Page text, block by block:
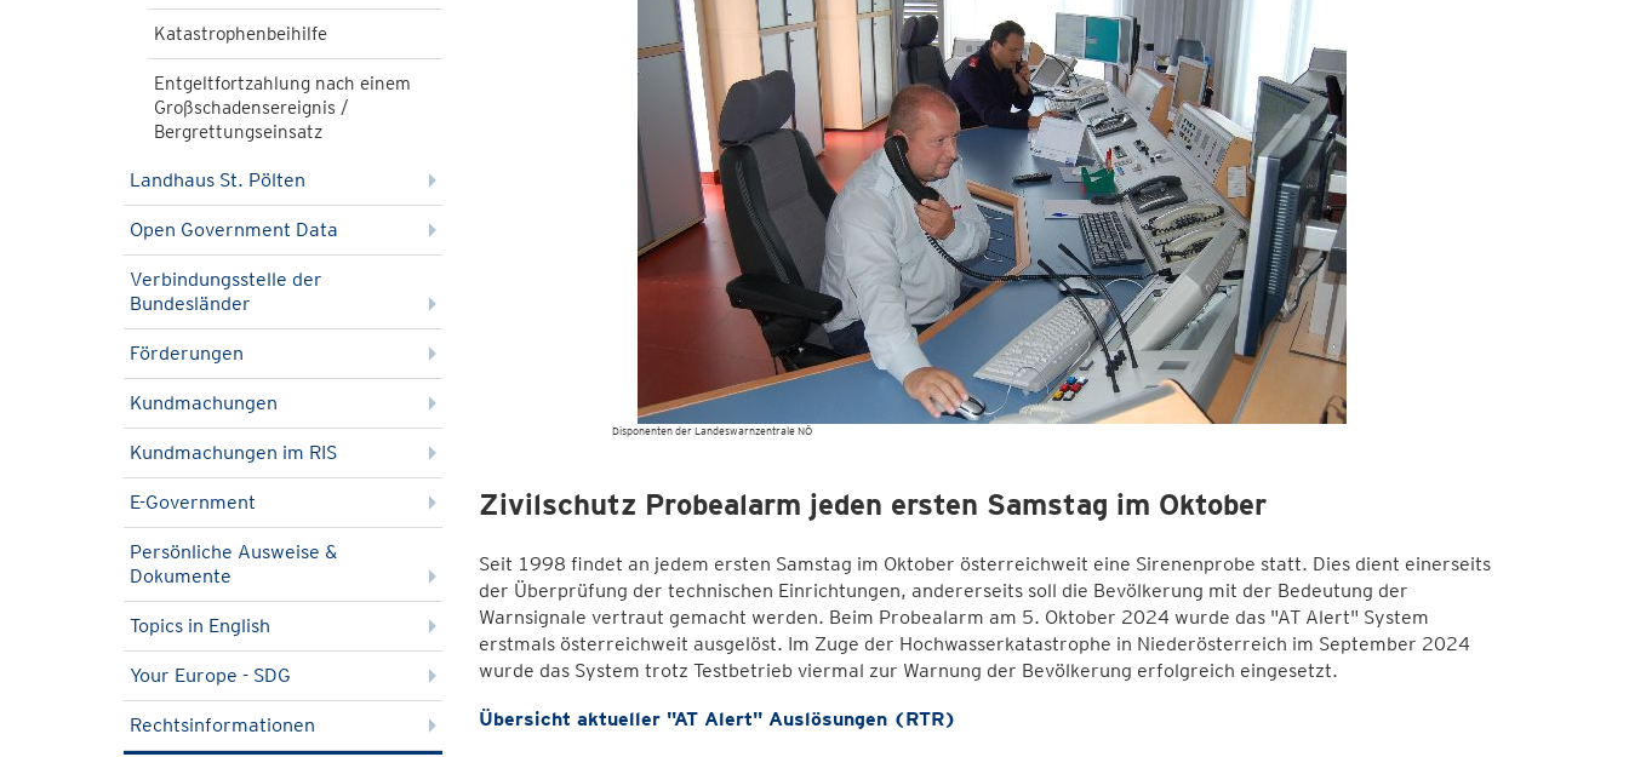
Katastrophenbeihilfe
Entgeltfortzahlung nach einem
Großschadensereignis /
Bergrettungseinsatz
Landhaus St. Pölten
Open Government Data
Verbindungsstelle der
Bundesländer
Förderungen
Kundmachungen
Kundmachungen im RIS
E-Government
Persönliche Ausweise &
Dokumente
Topics in English
Your Europe - SDG
Rechtsinformationen
Disponenten der Landeswarnzentrale NÖ
Zivilschutz Probealarm jeden ersten Samstag im Oktober
Seit 1998 findet an jedem ersten Samstag im Oktober österreichweit eine Sirenenprobe statt. Dies dient einerseits
der Überprüfung der technischen Einrichtungen, andererseits soll die Bevölkerung mit der Bedeutung der
Warnsignale vertraut gemacht werden. Beim Probealarm am 5. Oktober 2024 wurde das "AT Alert" System
erstmals österreichweit ausgelöst. Im Zuge der Hochwasserkatastrophe in Niederösterreich im September 2024
wurde das System trotz Testbetrieb viermal zur Warnung der Bevölkerung erfolgreich eingesetzt.
Übersicht aktueller "AT Alert" Auslösungen (RTR)